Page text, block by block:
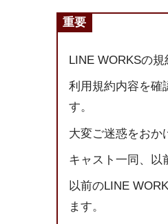
重要
LINE WORKSの
利用規約内容を確
す。
大変ご迷惑をおか
キャスト一同、以
以前のLINE
ます。